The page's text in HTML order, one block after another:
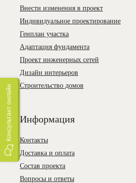
Внести изменения в проект
Индивидуальное проектирование
Генплан участка
Адаптация фундамента
Проект инженерных сетей
Дизайн интерьеров
Строительство домов
Информация
Контакты
Доставка и оплата
Состав проекта
Вопросы и ответы
Консультант онлайн